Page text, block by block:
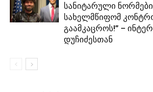
სანიტარული
სახელმწიფომ
გაამკაცროს!” –
დუჩიძესთან